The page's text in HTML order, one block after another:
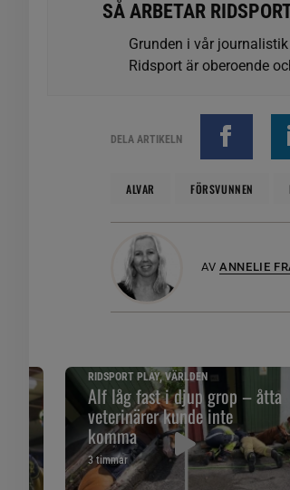
SÅ ARBETAR
Grunden i vår
Ridsport är oberoende
DELA ARTIKELN
ALVAR FÖRSVUNNEN
AV ANNELIE
RIDSPORT PLAY, VÄRLDEN
Alf låg fast i djup grop – åtta
veterinärer kunde inte
komma
3 timmar